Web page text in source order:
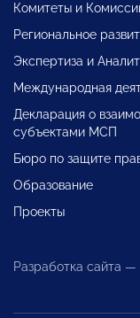
Комитеты и
Региональное
Экспертиза и
Международная
Декларация о
субъектами МСП
Бюро по защите
Образование
Проекты
Разработка сайта —